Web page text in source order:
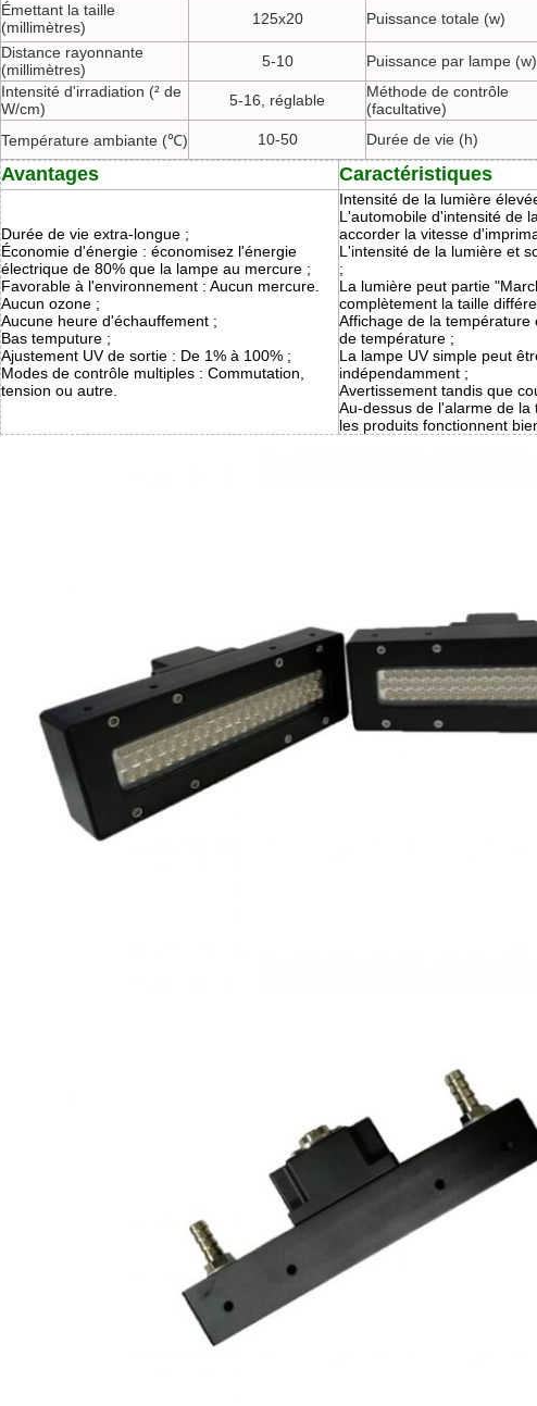
Émettant la taille
(millimètres)
125x20
Puissance totale (w)
Distance rayonnante
(millimètres)
5-10
Puissance par lampe (w)
Intensité d'irradiation (² de
W/cm)
5-16, réglable
Méthode de contrôle
(facultative)
Température ambiante (℃)
10-50 Durée de vie (h)
Avantages Caractéristiques
Durée de vie extra-longue ;
Économie d'énergie : économisez l'énergie
électrique de 80% que la lampe au mercure ;
Favorable à l'environnement : Aucun mercure.
Aucun ozone ;
Aucune heure d'échauffement ;
Bas temputure ;
Ajustement UV de sortie : De 1% à 100% ;
Modes de contrôle multiples : Commutation,
tension ou autre.
Intensité de la lumière
L'automobile d'intensité de
accorder la vitesse
L'intensité de la lumière et
;
La lumière peut partie
complètement la taille
Affichage de la
de température ;
La lampe UV simple peut
indépendamment ;
Avertissement tandis que
Au-dessus de l'alarme de
les produits fonctionnent